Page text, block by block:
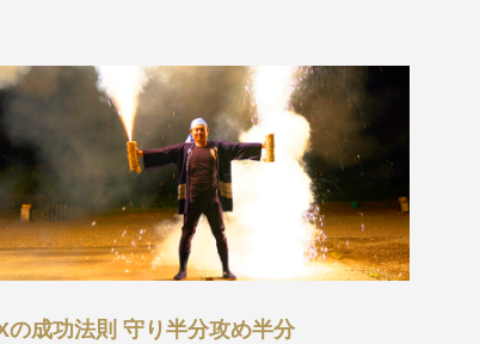
の成功法則 守り半分攻め半分